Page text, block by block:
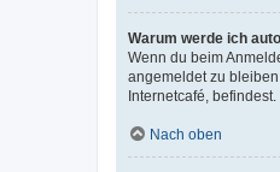
Warum werde ich
Wenn du beim
angemeldet zu
Internetcafé,
Nach oben